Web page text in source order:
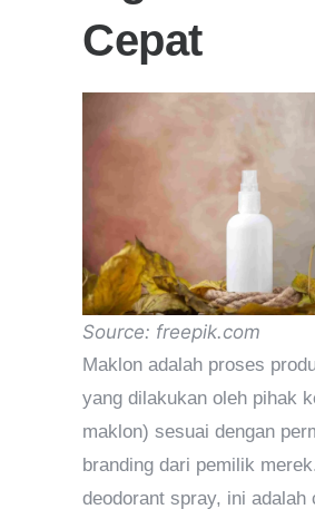
Cepat
Source: freepik.com
Maklon adalah proses
yang dilakukan oleh pihak
maklon) sesuai dengan
branding dari pemilik
deodorant spray, ini adalah